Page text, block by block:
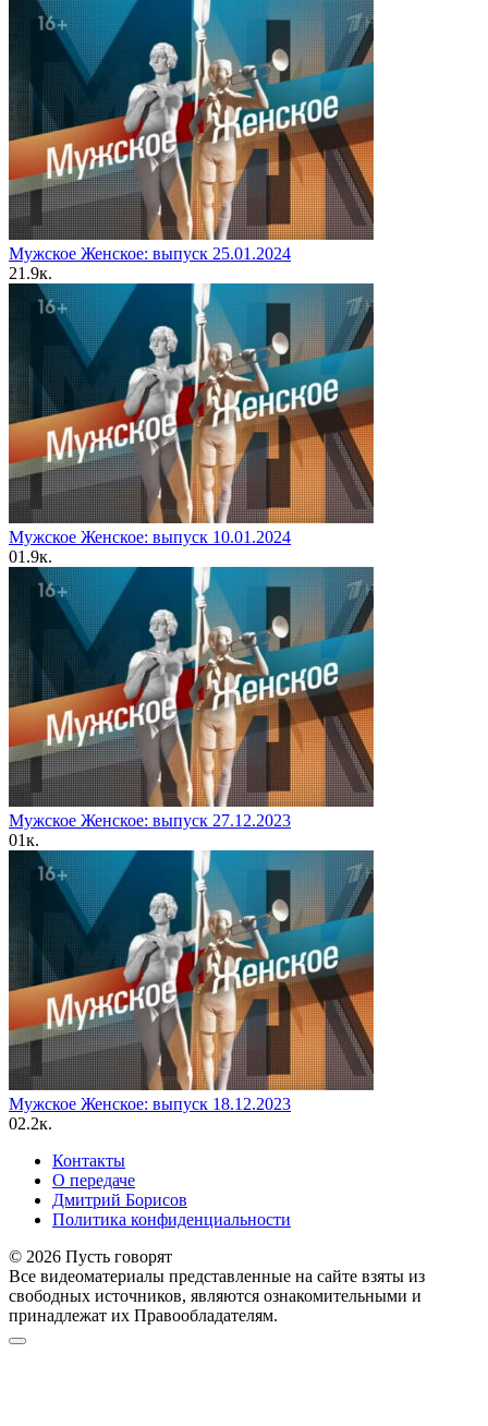
Мужское Женское: выпуск 25.01.2024
21.9к.
Мужское Женское: выпуск 10.01.2024
01.9к.
Мужское Женское: выпуск 27.12.2023
01к.
Мужское Женское: выпуск 18.12.2023
02.2к.
Контакты
О передаче
Дмитрий Борисов
Политика конфиденциальности
© 2026 Пусть говорят
Все видеоматериалы представленные на сайте взяты из
свободных источников, являются ознакомительными и
принадлежат их Правообладателям.